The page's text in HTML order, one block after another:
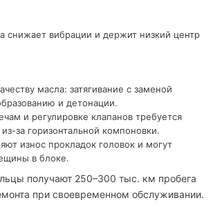
снижает вибрации и держит низкий центр
масла: затягивание с заменой
и детонации.
и регулировке клапанов требуется
за горизонтальной компоновки.
износ прокладок головок и могут
в блоке.
получают 250–300 тыс. км пробега
при своевременном обслуживании.